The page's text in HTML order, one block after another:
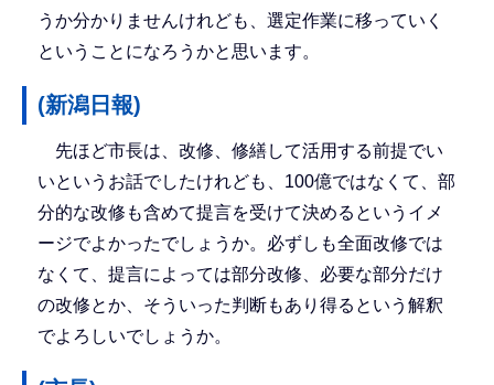
うか分かりませんけれども、選定作業に移っていく
ということになろうかと思います。
(新潟日報)
先ほど市長は、改修、修繕して活用する前提でい
いというお話でしたけれども、100億ではなくて、部
分的な改修も含めて提言を受けて決めるというイメ
ージでよかったでしょうか。必ずしも全面改修では
なくて、提言によっては部分改修、必要な部分だけ
の改修とか、そういった判断もあり得るという解釈
でよろしいでしょうか。